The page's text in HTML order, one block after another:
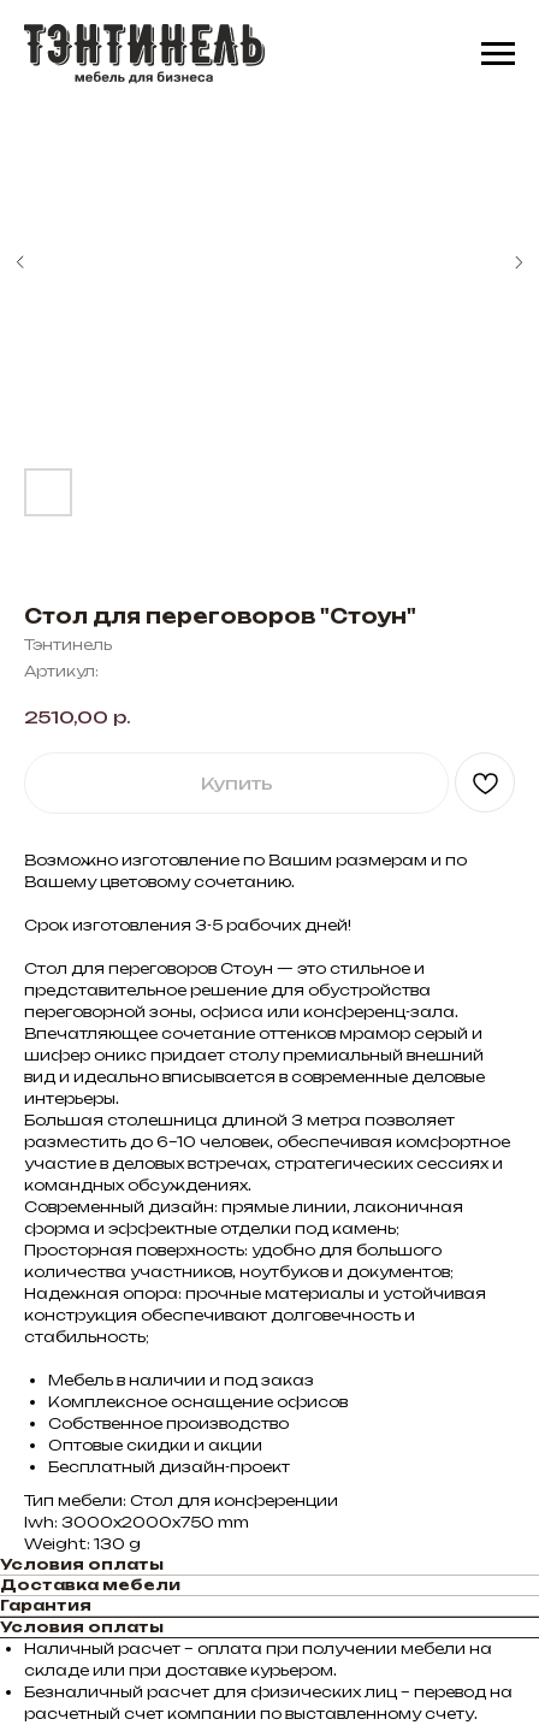
Стол для переговоров "Стоун"
Тэнтинель
Артикул:
2510,00 р.
Купить
Возможно изготовление по Вашим размерам и по
Вашему цветовому сочетанию.
Срок изготовления 3-5 рабочих дней!
Стол для переговоров Стоун — это стильное и
представительное решение для обустройства
переговорной зоны, офиса или конференц-зала.
Впечатляющее сочетание оттенков мрамор серый и
шифер оникс придает столу премиальный внешний
вид и идеально вписывается в современные деловые
интерьеры.
Большая столешница длиной 3 метра позволяет
разместить до 6–10 человек, обеспечивая комфортное
участие в деловых встречах, стратегических сессиях и
командных обсуждениях.
Современный дизайн: прямые линии, лаконичная
форма и эффектные отделки под камень;
Просторная поверхность: удобно для большого
количества участников, ноутбуков и документов;
Надежная опора: прочные материалы и устойчивая
конструкция обеспечивают долговечность и
стабильность;
Мебель в наличии и под заказ
Комплексное оснащение офисов
Собственное производство
Оптовые скидки и акции
Бесплатный дизайн-проект
Тип мебели: Стол для конференции
lwh: 3000x2000x750 mm
Weight: 130 g
Условия оплаты
Доставка мебели
Гарантия
Условия оплаты
Наличный расчет – оплата при получении мебели на
складе или при доставке курьером.
Безналичный расчет для физических лиц – перевод на
расчетный счет компании по выставленному счету.